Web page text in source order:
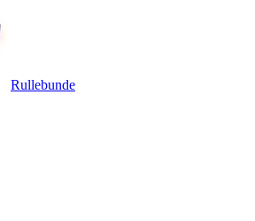
Rullebunde